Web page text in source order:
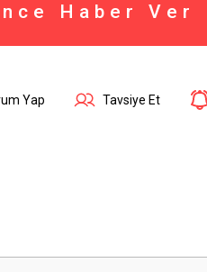
Haber Ver
Yap Tavsiye Et